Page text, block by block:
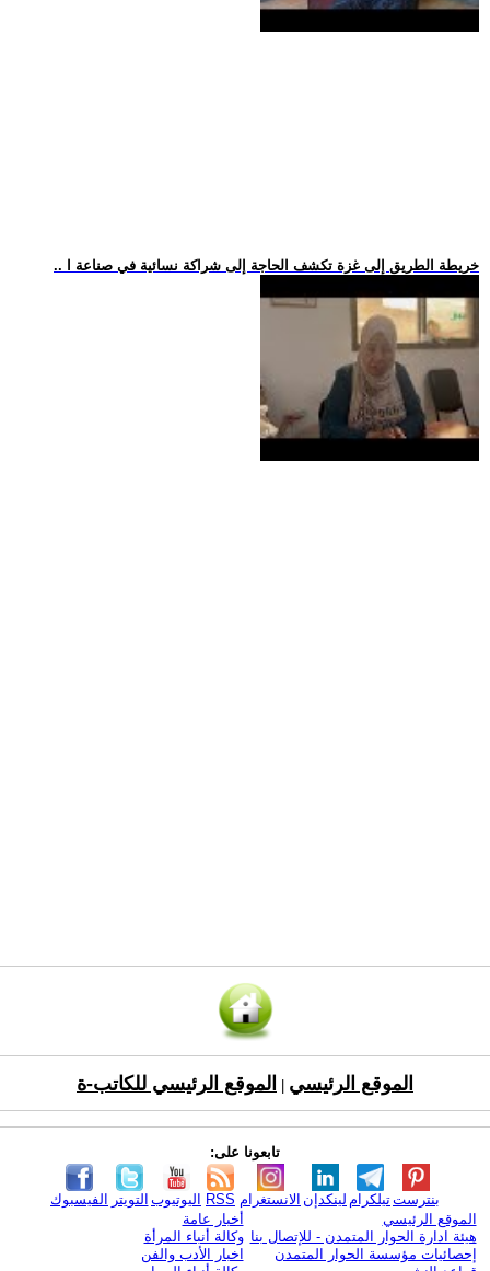
.. خريطة الطريق إلى غزة تكشف الحاجة إلى شراكة نسائية في صناعة ا
الموقع الرئيسي الموقع الرئيسي للكاتب-ة
تابعونا على:
الفيسبوك التويتر اليوتيوب RSS الانستغرام لينكدإن تيلكرامبنترست
الموقع الرئيسي
هيئة ادارة الحوار المتمدن - للإتصال بنا
إحصائيات مؤسسة الحوار المتمدن
أخبار عامة
وكالة أنباء المرأة
اخبار الأدب والفن